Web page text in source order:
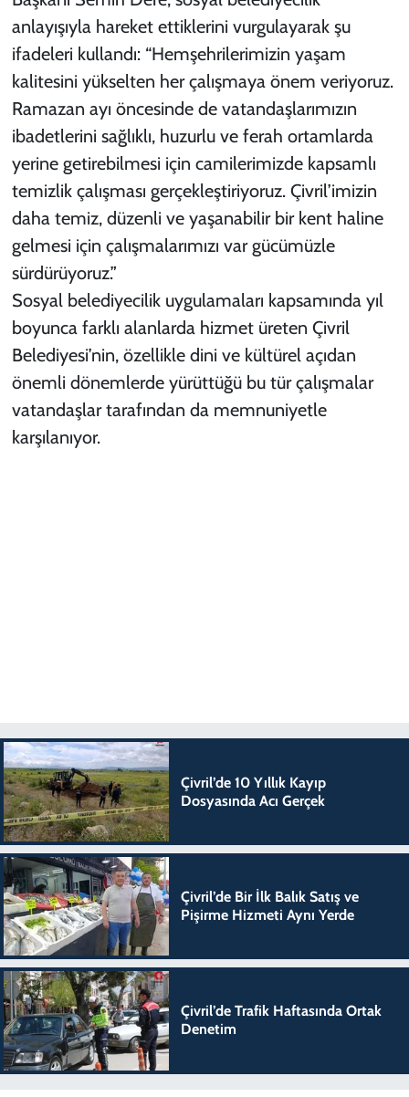
anlayışıyla hareket ettiklerini vurgulayarak şu
ifadeleri kullandı: “Hemşehrilerimizin yaşam
kalitesini yükselten her çalışmaya önem veriyoruz.
Ramazan ayı öncesinde de vatandaşlarımızın
ibadetlerini sağlıklı, huzurlu ve ferah ortamlarda
yerine getirebilmesi için camilerimizde kapsamlı
temizlik çalışması gerçekleştiriyoruz. Çivril’imizin
daha temiz, düzenli ve yaşanabilir bir kent haline
gelmesi için çalışmalarımızı var gücümüzle
sürdürüyoruz.”
Sosyal belediyecilik uygulamaları kapsamında yıl
boyunca farklı alanlarda hizmet üreten Çivril
Belediyesi’nin, özellikle dini ve kültürel açıdan
önemli dönemlerde yürüttüğü bu tür çalışmalar
vatandaşlar tarafından da memnuniyetle
karşılanıyor.
Çivril’de 10 Yıllık Kayıp
Dosyasında Acı Gerçek
Çivril’de Bir İlk Balık Satış ve
Pişirme Hizmeti Aynı Yerde
Çivril’de Trafik Haftasında Ortak
Denetim